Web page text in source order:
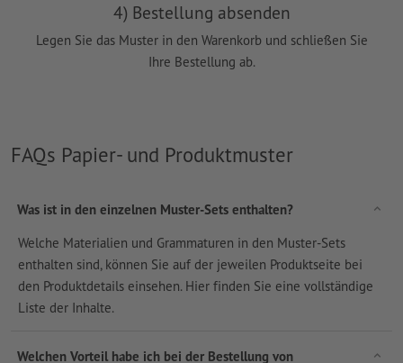
4) Bestellung absenden
Legen Sie das Muster in den Warenkorb und schließen Sie
Ihre Bestellung ab.
FAQs Papier- und Produktmuster
Was ist in den einzelnen Muster-Sets enthalten?
Welche Materialien und Grammaturen in den Muster-Sets
enthalten sind, können Sie auf der jeweilen Produktseite bei
den Produktdetails einsehen. Hier finden Sie eine vollständige
Liste der Inhalte.
Welchen Vorteil habe ich bei der Bestellung von